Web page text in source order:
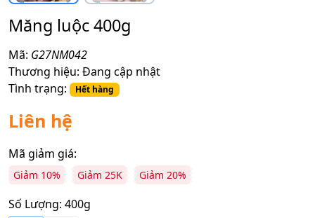
Măng luộc 400g
Mã: G27NM042
Thương hiệu: Đang cập nhật
Tình trạng:
Hết hàng
Liên hệ
Mã giảm giá:
Giảm 10% Giảm 25K Giảm 20%
Số Lượng: 400g